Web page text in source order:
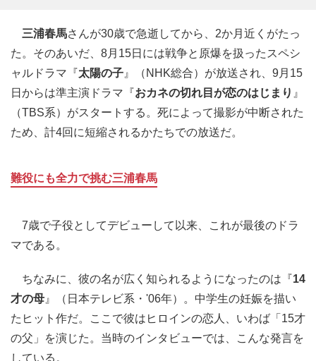
三浦春馬さんが30歳で急逝してから、2か月近くがたっ
た。そのあいだ、8月15日には戦争と原爆を扱ったスペシ
ャルドラマ『太陽の子』（NHK総合）が放送され、9月15
日からは準主演ドラマ『おカネの切れ目が恋のはじまり 』
（TBS系）がスタートする。死によって撮影が中断された
ため、計4回に短縮されるかたちでの放送だ。
難役にも全力で挑む三浦春馬
7歳で子役としてデビューして以来、これが最後のドラ
マである。
ちなみに、彼の名が広く知られるようになったのは『14
才の母』（日本テレビ系・'06年）。中学生の妊娠を描い
たヒット作だ。ここで彼はヒロインの恋人、いわば「15才
の父」を演じた。当時のインタビューでは、こんな発言を
している。